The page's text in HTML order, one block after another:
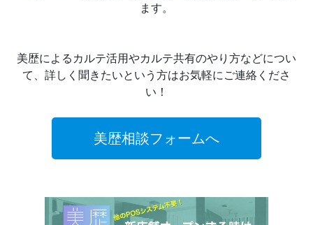
ます。
美歴によるカルテ活用やカルテ共有のやり方などについ
て、詳しく聞きたいという方はお気軽にご連絡くださ
い！
美歴相談フォームへ